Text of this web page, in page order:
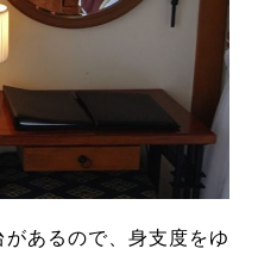
あるので、身支度をゆ